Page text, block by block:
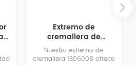
Extremo de
cremallera de
repuesto OEM
premium 1306008
Nuestro extremo de
cremallera 1306008 ofrece